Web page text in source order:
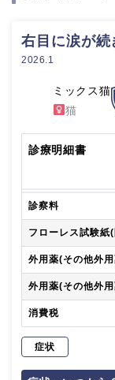
右目に涙が続
2026.1
ミックス猫
猫
診療明細書
診察料
フローレス試験紙
外用薬(その他外
外用薬(その他外
消費税
症状